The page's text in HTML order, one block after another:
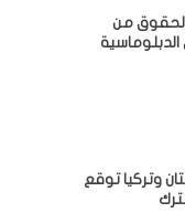
الحقوق من
الدبلوماسية
وتركيا توقع